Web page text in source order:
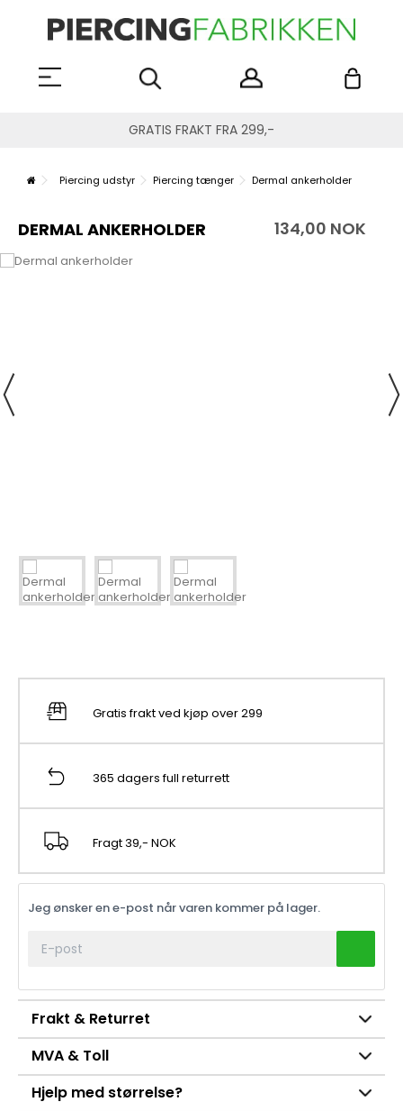
GRATIS FRAKT FRA 299,-
Piercing udstyr Piercing tænger Dermal ankerholder
DERMAL ANKERHOLDER 134,00 NOK
Gratis frakt ved kjøp over 299
365 dagers full returrett
Fragt 39,- NOK
Jeg ønsker en e-post når varen kommer på lager.
Frakt & Returret
MVA & Toll
Hjelp med størrelse?